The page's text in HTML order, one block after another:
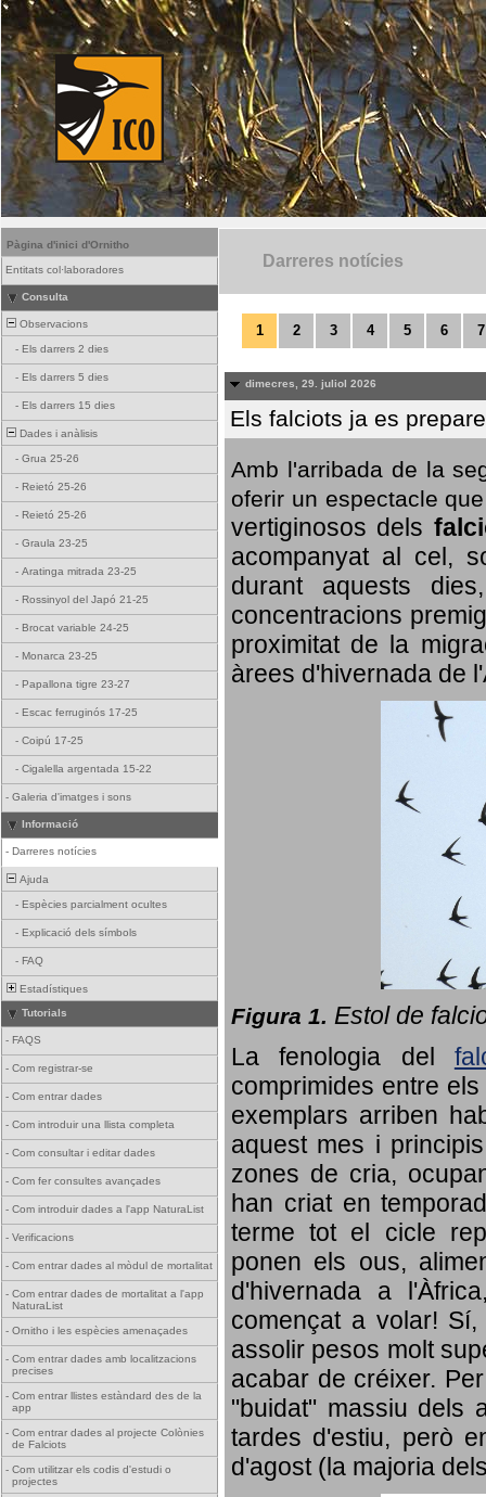
Pàgina d'inici d'Ornitho
Entitats col·laboradores
Consulta
Observacions
- Els darrers 2 dies
- Els darrers 5 dies
- Els darrers 15 dies
Dades i anàlisis
- Grua 25-26
- Reietó 25-26
- Reietó 25-26
- Graula 23-25
- Aratinga mitrada 23-25
- Rossinyol del Japó 21-25
- Brocat variable 24-25
- Monarca 23-25
- Papallona tigre 23-27
- Escac ferruginós 17-25
- Coipú 17-25
- Cigalella argentada 15-22
- Galeria d'imatges i sons
Informació
- Darreres notícies
Ajuda
- Espècies parcialment ocultes
- Explicació dels símbols
- FAQ
Estadístiques
Tutorials
- FAQS
- Com registrar-se
- Com entrar dades
- Com introduir una llista completa
- Com consultar i editar dades
- Com fer consultes avançades
- Com introduir dades a l'app NaturaList
- Verificacions
- Com entrar dades al mòdul de mortalitat
- Com entrar dades de mortalitat a l'app
NaturaList
- Ornitho i les espècies amenaçades
- Com entrar dades amb localitzacions
precises
- Com entrar llistes estàndard des de la
app
- Com entrar dades al projecte Colònies
de Falciots
- Com utilitzar els codis d'estudi o
projectes
Darreres notícies
1 2 3 4 5 6 7
dimecres, 29. juliol 2026
Els falciots ja es
Amb l'arribada de la
oferir un espectacle
vertiginosos dels
acompanyat al cel,
durant aquests
concentracions
proximitat de la
àrees d'hivernada de
Figura 1. Estol de
La fenologia del
comprimides entre
exemplars arriben
aquest mes i
zones de cria,
han criat en
terme tot el cicle
ponen els ous,
d'hivernada a
començat a volar!
assolir pesos molt
acabar de créixer.
"buidat" massiu dels
tardes d'estiu, però
d'agost (la majoria